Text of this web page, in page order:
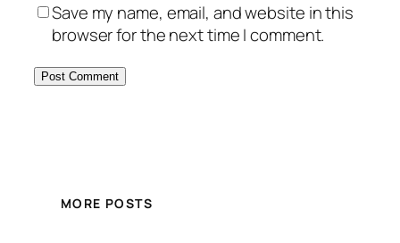
Save my name, email, and website in this
browser for the next time I comment.
MORE POSTS